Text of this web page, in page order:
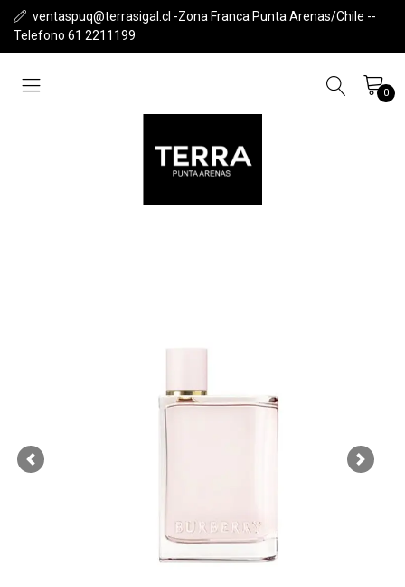
ventaspuq@terrasigal.cl -Zona Franca Punta Arenas/Chile --
Telefono 61 2211199
0
Previous Next